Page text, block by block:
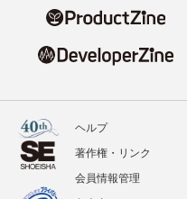
ヘルプ
著作権・リンク
会員情報管理